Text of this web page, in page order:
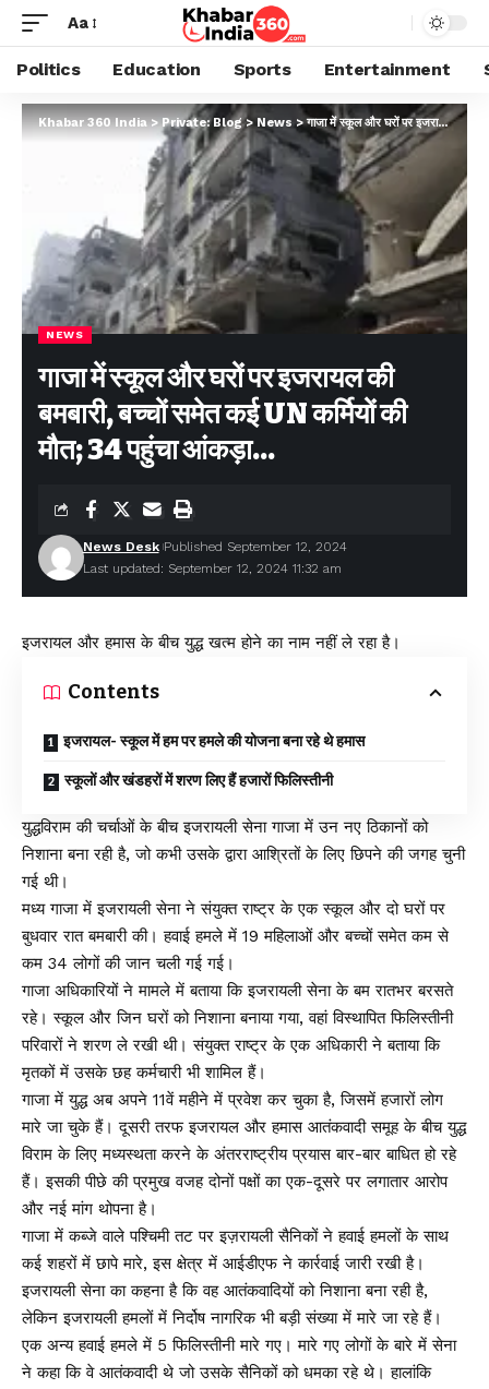
Aa
Politics Education Sports Entertainment
Khabar 360 India>Private: Blog> News >गाजा में स्कूल और घरों पर इजरायल की बमबारी, बच्चों समेत कई UN कर्मियों की मौत; 34 पहुंचा आंकड़ा…
NEWS
गाजा में स्कूल और घरों पर इजरायल की
बमबारी, बच्चों समेत कई UN कर्मियों की
मौत; 34 पहुंचा आंकड़ा…
Last updated: September 12, 2024 11:32 am
News Desk Published September 12, 2024
इजरायल और हमास के बीच युद्ध खत्म होने का नाम नहीं ले रहा है।
Contents
इजरायल- स्कूल में हम पर हमले की योजना बना रहे थे हमास
स्कूलों और खंडहरों में शरण लिए हैं हजारों फिलिस्तीनी
युद्धविराम की चर्चाओं के बीच इजरायली सेना गाजा में उन नए ठिकानों को
निशाना बना रही है, जो कभी उसके द्वारा आश्रितों के लिए छिपने की जगह चुनी
गई थी।
मध्य गाजा में इजरायली सेना ने संयुक्त राष्ट्र के एक स्कूल और दो घरों पर
बुधवार रात बमबारी की। हवाई हमले में 19 महिलाओं और बच्चों समेत कम से
कम 34 लोगों की जान चली गई गई।
गाजा अधिकारियों ने मामले में बताया कि इजरायली सेना के बम रातभर बरसते
रहे। स्कूल और जिन घरों को निशाना बनाया गया, वहां विस्थापित फिलिस्तीनी
परिवारों ने शरण ले रखी थी। संयुक्त राष्ट्र के एक अधिकारी ने बताया कि
मृतकों में उसके छह कर्मचारी भी शामिल हैं।
गाजा में युद्ध अब अपने 11वें महीने में प्रवेश कर चुका है, जिसमें हजारों लोग
मारे जा चुके हैं। दूसरी तरफ इजरायल और हमास आतंकवादी समूह के बीच युद्ध
विराम के लिए मध्यस्थता करने के अंतरराष्ट्रीय प्रयास बार-बार बाधित हो रहे
हैं। इसकी पीछे की प्रमुख वजह दोनों पक्षों का एक-दूसरे पर लगातार आरोप
और नई मांग थोपना है।
गाजा में कब्जे वाले पश्चिमी तट पर इज़रायली सैनिकों ने हवाई हमलों के साथ
कई शहरों में छापे मारे, इस क्षेत्र में आईडीएफ ने कार्रवाई जारी रखी है।
इजरायली सेना का कहना है कि वह आतंकवादियों को निशाना बना रही है,
लेकिन इजरायली हमलों में निर्दोष नागरिक भी बड़ी संख्या में मारे जा रहे हैं।
एक अन्य हवाई हमले में 5 फिलिस्तीनी मारे गए। मारे गए लोगों के बारे में सेना
ने कहा कि वे आतंकवादी थे जो उसके सैनिकों को धमका रहे थे। हालांकि